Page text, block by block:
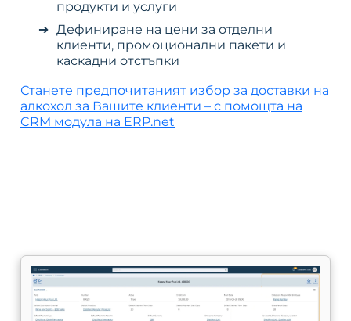
продукти и услуги
Дефиниране на цени за отделни
клиенти, промоционални пакети и
каскадни отстъпки
Станете предпочитаният избор за доставки на
алкохол за Вашите клиенти – с помощта на
CRM модула на ERP.net